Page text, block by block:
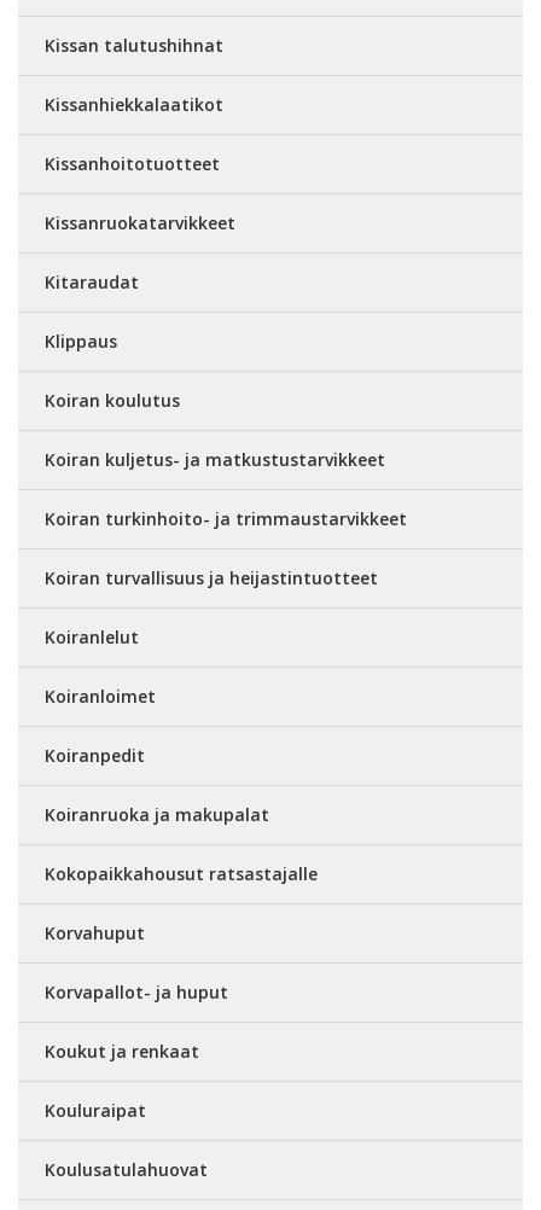
Kissan talutushihnat
Kissanhiekkalaatikot
Kissanhoitotuotteet
Kissanruokatarvikkeet
Kitaraudat
Klippaus
Koiran koulutus
Koiran kuljetus- ja matkustustarvikkeet
Koiran turkinhoito- ja trimmaustarvikkeet
Koiran turvallisuus ja heijastintuotteet
Koiranlelut
Koiranloimet
Koiranpedit
Koiranruoka ja makupalat
Kokopaikkahousut ratsastajalle
Korvahuput
Korvapallot- ja huput
Koukut ja renkaat
Kouluraipat
Koulusatulahuovat